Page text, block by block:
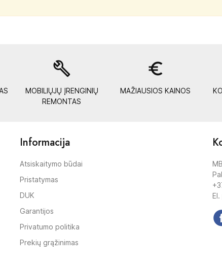
build
MOBILIŲJŲ ĮRENGINIŲ
REMONTAS
euro_symbol
MAŽIAUSIOS KAINOS
Informacija
Atsiskaitymo būdai
Pristatymas
DUK
Garantijos
Privatumo politika
Prekių grąžinimas